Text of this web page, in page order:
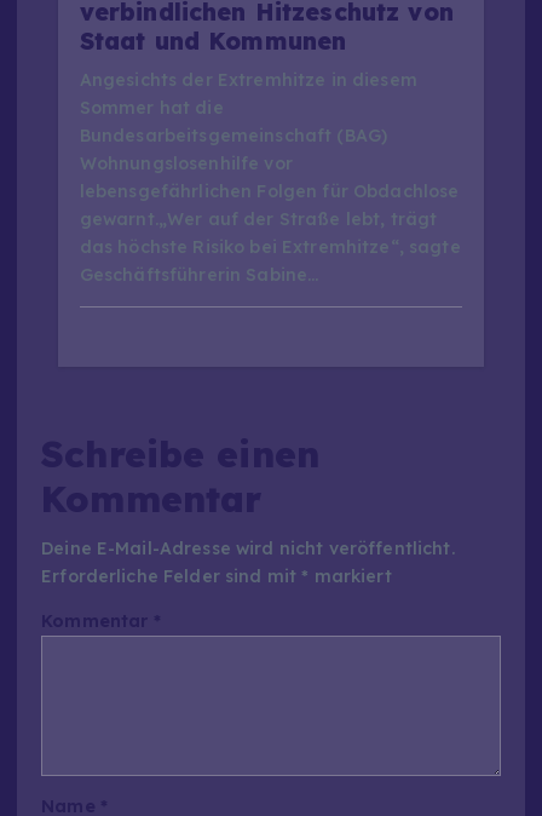
verbindlichen Hitzeschutz von
Staat und Kommunen
Angesichts der Extremhitze in diesem
Sommer hat die
Bundesarbeitsgemeinschaft (BAG)
Wohnungslosenhilfe vor
lebensgefährlichen Folgen für Obdachlose
gewarnt.„Wer auf der Straße lebt, trägt
das höchste Risiko bei Extremhitze“, sagte
Geschäftsführerin Sabine…
Deine E-Mail-Adresse wird nicht veröffentlicht.
Erforderliche Felder sind mit * markiert